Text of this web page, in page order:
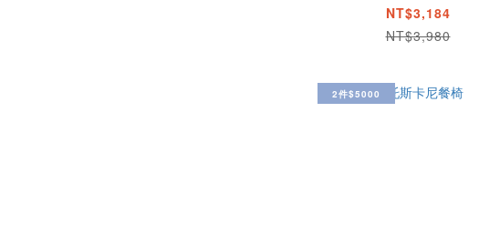
NT$3,184
NT$3,980
2件$5000